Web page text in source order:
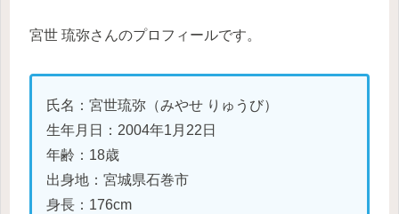
宮世 琉弥さんのプロフィールです。
氏名：宮世琉弥（みやせ りゅうび）
生年月日：2004年1月22日
年齢：18歳
出身地：宮城県石巻市
身長：176cm